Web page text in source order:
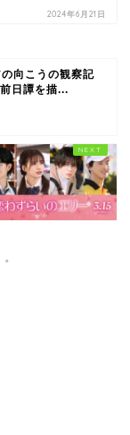
2024年6月21日
向こうの観察記
日譚を描...